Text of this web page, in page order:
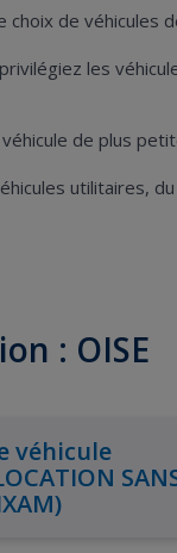
de véhicules
les
de plus
utilitaires,
: OISE
véhicule